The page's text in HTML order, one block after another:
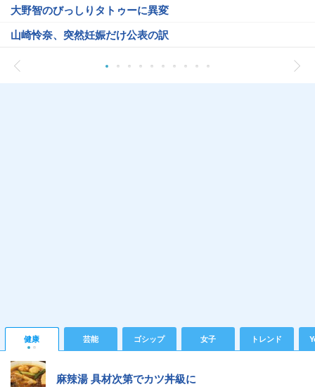
大野智のびっしりタトゥーに異変
山崎怜奈、突然妊娠だけ公表の訳
健康 芸能 ゴシップ 女子 トレンド
麻辣湯 具材次第でカツ丼級に